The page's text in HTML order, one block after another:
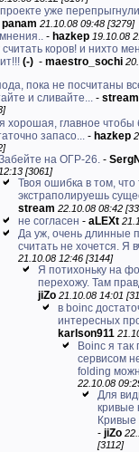
уже
panam 21.10.08 09:48 [3279]
- hazkep 19.10.08
считать коров! и нихто
(-) - maestro_sochi
пока не посчитаны
и сливайте... - stream
хорошая, главное чтобы
запасо... - hazkep
на ОГР-26. -
12:13 [3061]
Твоя ошибка в том, что
экстраполируешь
stream 22.10.08 08:42
не согласен - aLEXt
Да уж, очень длинные
считать не хочется. Я
21.10.08 12:46 [3144]
Я потихоньку на
перехожу. Там
jiZo 21.10.08 14:01
в boinc
интересных
karlson911
Boinc я так
сервисом
folding
22.10.08
Для
кривые
Кривые
- jiZo
[3112]